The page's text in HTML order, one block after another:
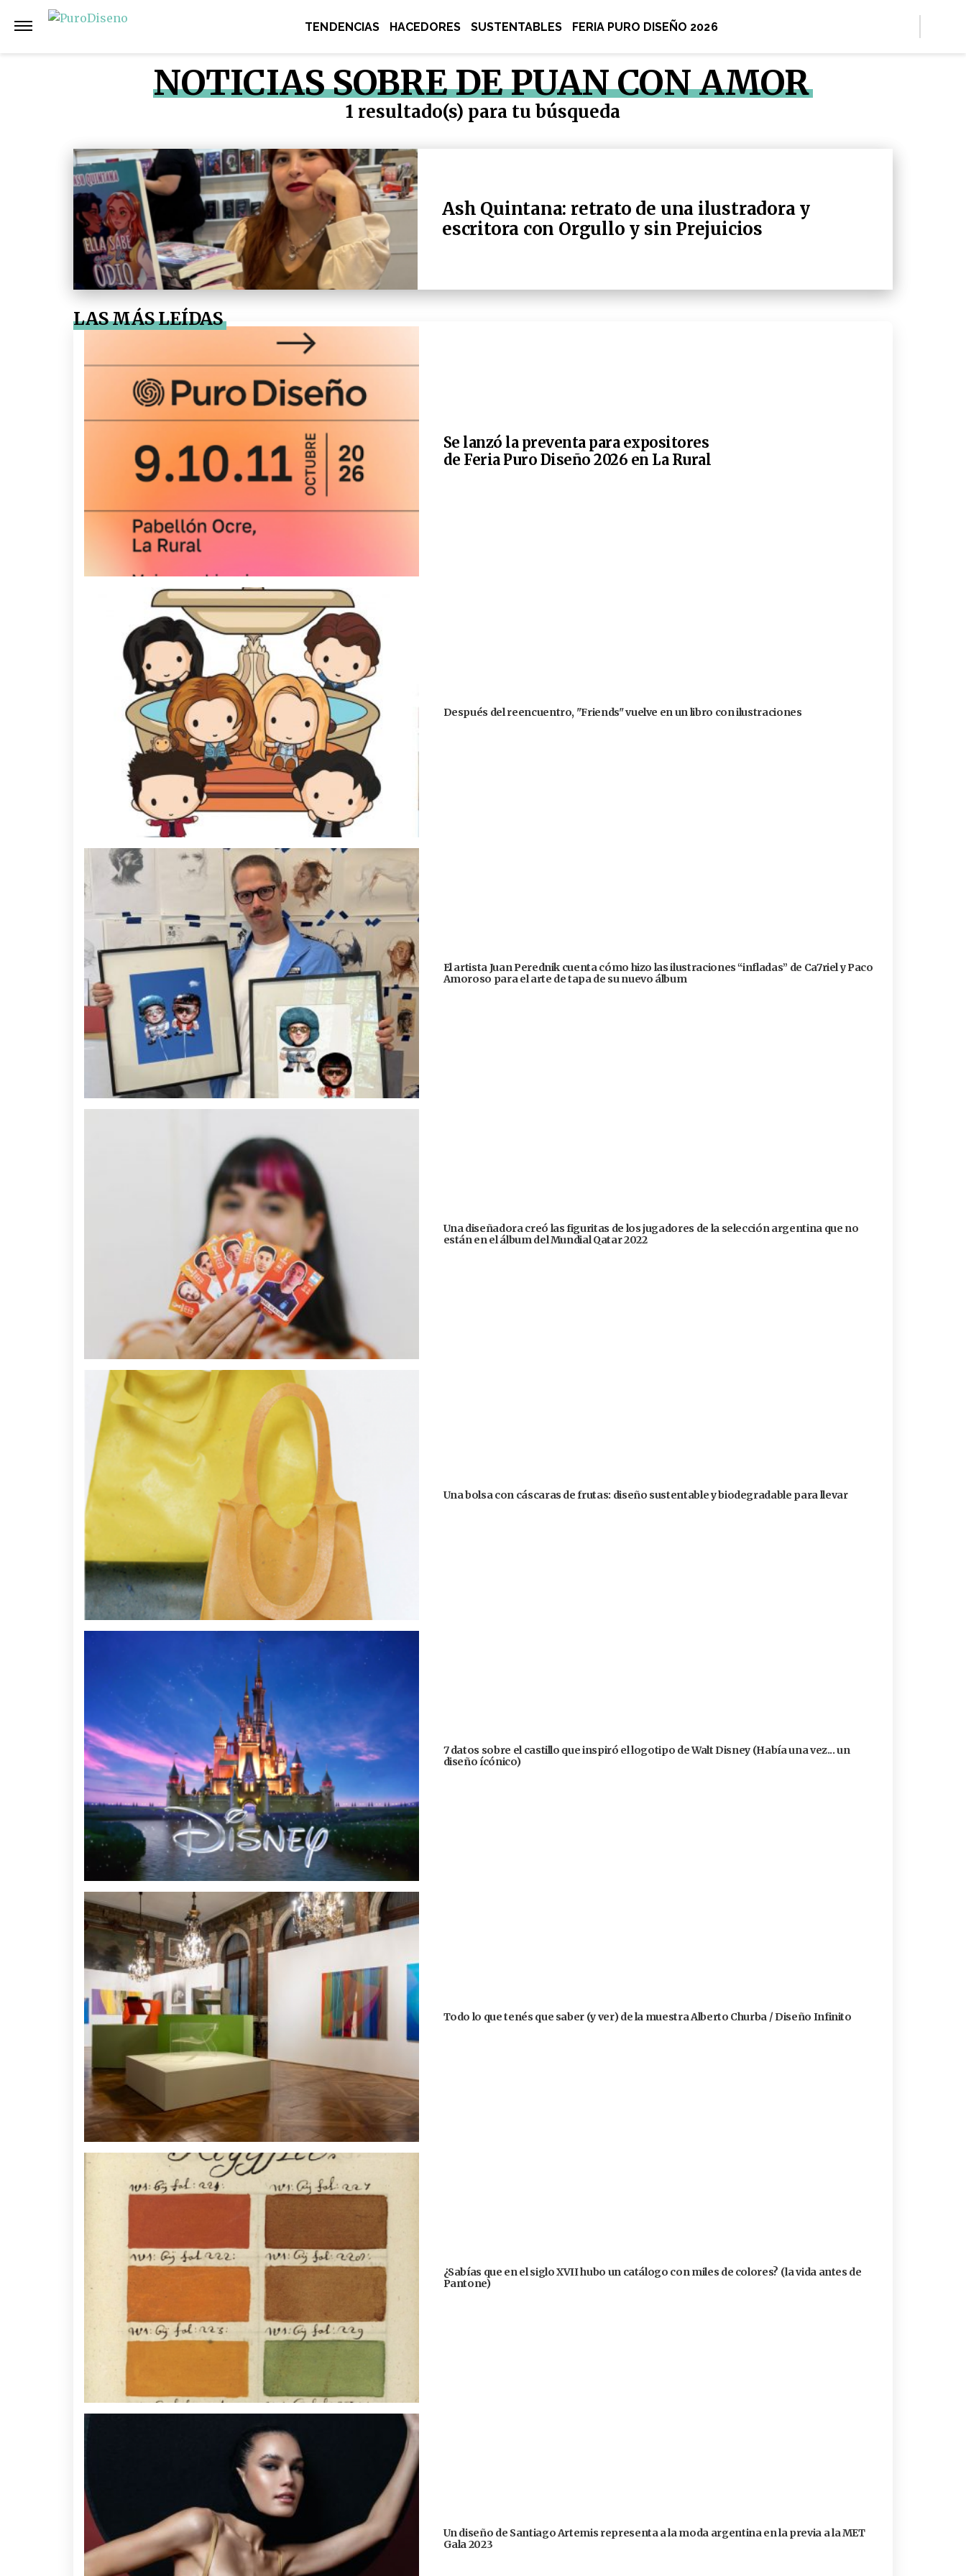
TENDENCIAS HACEDORES SUSTENTABLES FERIA PURO DISEÑO 2026
NOTICIAS SOBRE DE PUAN CON AMOR
1 resultado(s) para tu búsqueda
Ash Quintana: retrato de una ilustradora y
escritora con Orgullo y sin Prejuicios
LAS MÁS LEÍDAS
Se lanzó la preventa para expositores
de Feria Puro Diseño 2026 en La Rural
Después del reencuentro, "Friends" vuelve en un libro con ilustraciones
El artista Juan Perednik cuenta cómo hizo las ilustraciones “infladas” de Ca7riel y Paco
Amoroso para el arte de tapa de su nuevo álbum
Una diseñadora creó las figuritas de los jugadores de la selección argentina que no
están en el álbum del Mundial Qatar 2022
Una bolsa con cáscaras de frutas: diseño sustentable y biodegradable para llevar
7 datos sobre el castillo que inspiró el logotipo de Walt Disney (Había una vez... un
diseño ícónico)
Todo lo que tenés que saber (y ver) de la muestra Alberto Churba / Diseño Infinito
¿Sabías que en el siglo XVII hubo un catálogo con miles de colores? (la vida antes de
Pantone)
Un diseño de Santiago Artemis representa a la moda argentina en la previa a la MET
Gala 2023